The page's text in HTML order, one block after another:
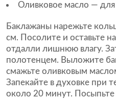
Оливковое масло — для
Баклажаны нарежьте
см. Посолите и оставьте
отдалли лишнюю влагу.
полотенцем. Выложите
смажьте оливковым
Запекайте в духовке при
около 20 минут.